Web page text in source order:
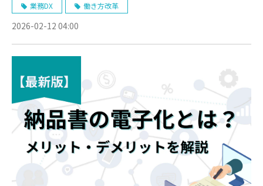
業務DX
働き方改革
2026-02-12 04:00